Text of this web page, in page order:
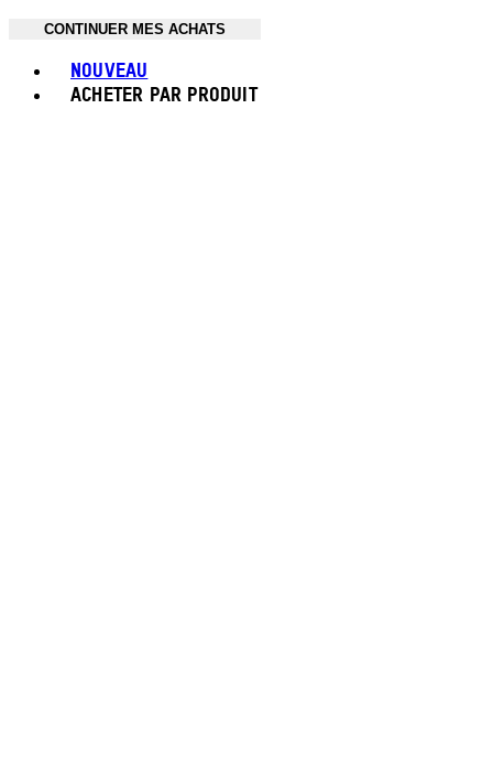
CONTINUER MES ACHATS
NOUVEAU
ACHETER PAR PRODUIT